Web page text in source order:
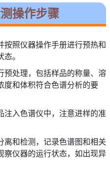
操作步骤
按照仪器操作手册进行预热和
。
预处理，包括样品的称量、溶
度和体积符合色谱分析的要
注入色谱仪中，注意进样的准
离和检测，记录色谱图和相关
察仪器的运行状态，如出现异